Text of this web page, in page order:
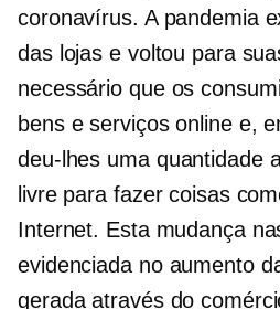
coronavírus. A pandemia
das lojas e voltou para
necessário que os
bens e serviços online e,
deu-lhes uma quantidade
livre para fazer coisas
Internet. Esta mudança
evidenciada no aumento
gerada através do